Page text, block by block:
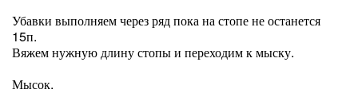
Убавки выполняем через ряд пока на стопе не останется
15п.
Вяжем нужную длину стопы и переходим к мыску.
Мысок.